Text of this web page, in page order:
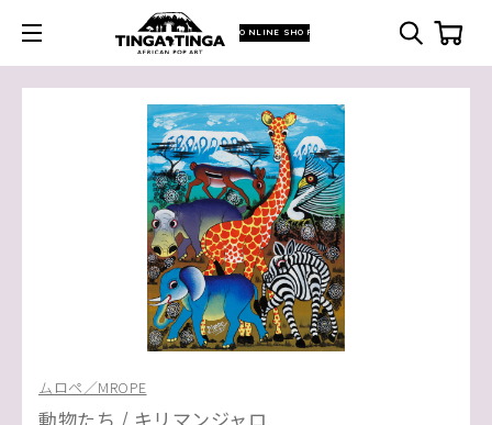
ONLINE SHOP
ムロペ／MROPE
動物たち / キリマンジャロ